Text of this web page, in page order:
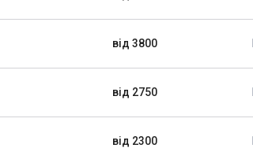
від 3800
від 2750
від 2300